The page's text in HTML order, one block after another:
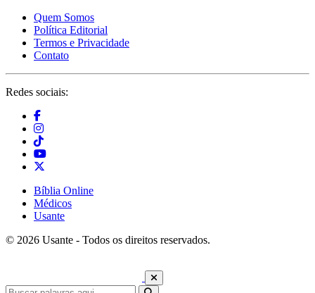
Quem Somos
Política Editorial
Termos e Privacidade
Contato
Redes sociais:
Bíblia Online
Médicos
Usante
© 2026 Usante - Todos os direitos reservados.